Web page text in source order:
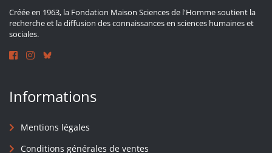
Créée en 1963, la Fondation Maison Sciences de l'Homme soutient la
recherche et la diffusion des connaissances en sciences humaines et
sociales.
Informations
Mentions légales
Conditions générales de ventes